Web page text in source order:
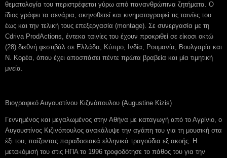
θεματολογία του περιστρέφεται γύρω από πανανθρώπινα ζητήματα. Ο
ίδιος γράφει τα σενάρια, σκηνοθετεί και κινηματογραφεί τις ταινίες του
έως και την τελική τους επεξεργασία (montage). Σε συνεργασία με τη
Cdriva ProdActions, έντεκα ταινίες του έχουν προκριθεί σε είκοσι οκτώ
(28) διεθνή φεστιβάλ σε Ελλάδα, Κύπρο, Ινδία, Ρουμανία, Βουλγαρία και
Ν. Κορέα, όπου έχει αποσπάσει πέντε πρώτα βραβεία και μία τιμητική
μνεία.
Βιογραφικό Αυγουστίνου Κιζινόπουλου (Augustine Kizis)
Γεννημένος και μεγαλωμένος στην Αθήνα με καταγωγή από το Αγρίνιο, ο
Αυγουστίνος Κιζινόπουλος ανακάλυψε την αγάπη του για τη μουσική στα
έξι του, παίζοντας παραδοσιακά ελληνικά τραγούδια εξ ακοής. Η
μετακόμισή του στις ΗΠΑ το 1996 τροφοδότησε το πάθος του για την